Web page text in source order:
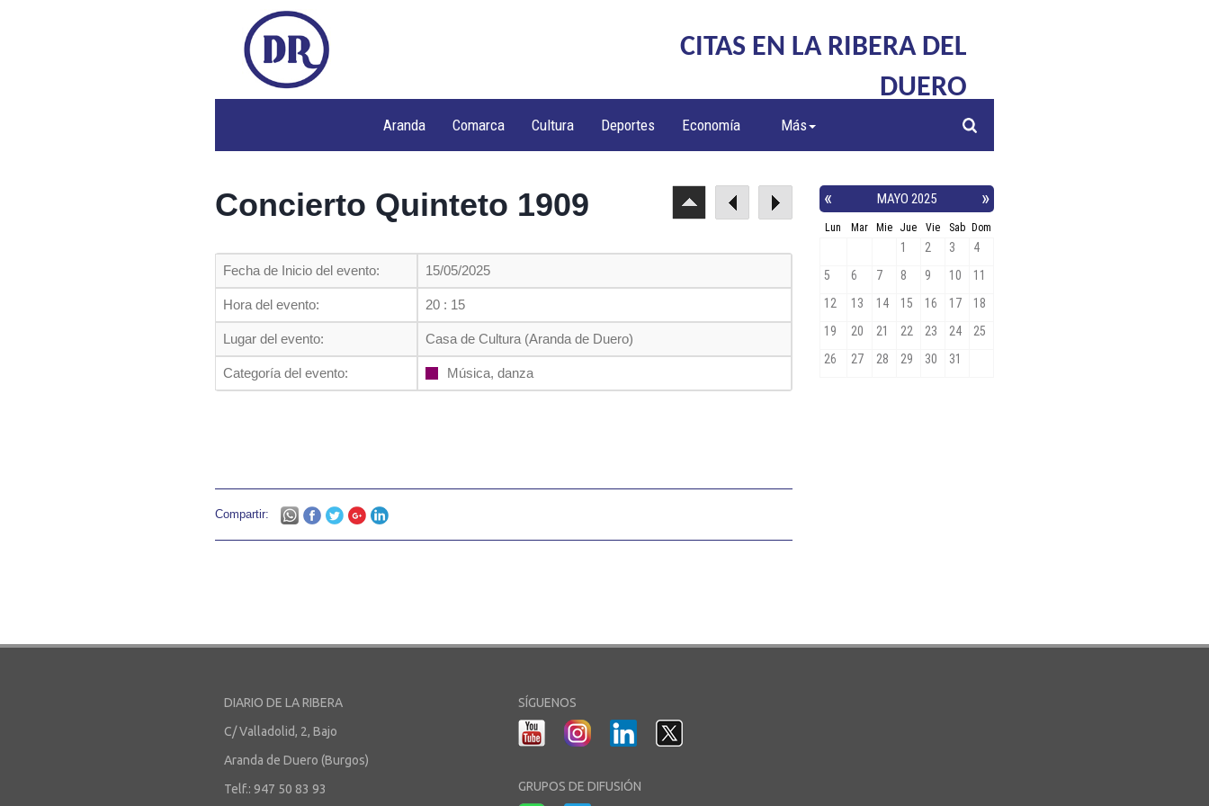
CITAS EN LA RIBERA DEL
DUERO
Aranda Comarca Cultura Deportes Economía Más
Concierto Quinteto 1909
Fecha de Inicio del evento: 15/05/2025
Hora del evento: 20 : 15
Lugar del evento: Casa de Cultura (Aranda de Duero)
Categoría del evento: Música, danza
Compartir:
DIARIO DE LA RIBERA
C/ Valladolid, 2, Bajo
Aranda de Duero (Burgos)
Telf.: 947 50 83 93
SÍGUENOS
GRUPOS DE DIFUSIÓN